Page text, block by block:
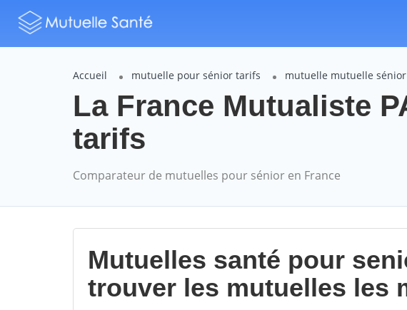
Accueil mutuelle pour sénior tarifs mutuelle mutuelle
La France Mutualiste
tarifs
Comparateur de mutuelles pour sénior en France
Mutuelles santé pour
trouver les mutuelles les